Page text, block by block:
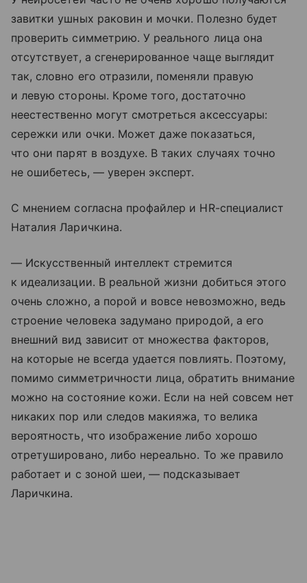
завитки ушных раковин и мочки. Полезно будет
проверить симметрию. У реального лица она
отсутствует, а сгенерированное чаще выглядит
так, словно его отразили, поменяли правую
и левую стороны. Кроме того, достаточно
неестественно могут смотреться аксессуары:
сережки или очки. Может даже показаться,
что они парят в воздухе. В таких случаях точно
не ошибетесь, — уверен эксперт.
С мнением согласна профайлер и HR-специалист
Наталия Ларичкина.
— Искусственный интеллект стремится
к идеализации. В реальной жизни добиться этого
очень сложно, а порой и вовсе невозможно, ведь
строение человека задумано природой, а его
внешний вид зависит от множества факторов,
на которые не всегда удается повлиять. Поэтому,
помимо симметричности лица, обратить внимание
можно на состояние кожи. Если на ней совсем нет
никаких пор или следов макияжа, то велика
вероятность, что изображение либо хорошо
отретушировано, либо нереально. То же правило
работает и с зоной шеи, — подсказывает
Ларичкина.